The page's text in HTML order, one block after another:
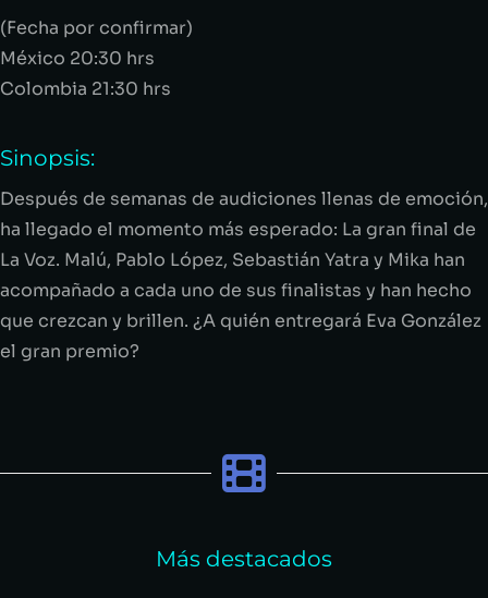
(Fecha por confirmar)
México 20:30 hrs
Colombia 21:30 hrs
Sinopsis:
Después de semanas de audiciones llenas de emoción,
ha llegado el momento más esperado: La gran final de
La Voz. Malú, Pablo López, Sebastián Yatra y Mika han
acompañado a cada uno de sus finalistas y han hecho
que crezcan y brillen. ¿A quién entregará Eva González
el gran premio?
Más destacados